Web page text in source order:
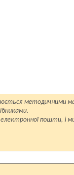
методичними
пошти, і